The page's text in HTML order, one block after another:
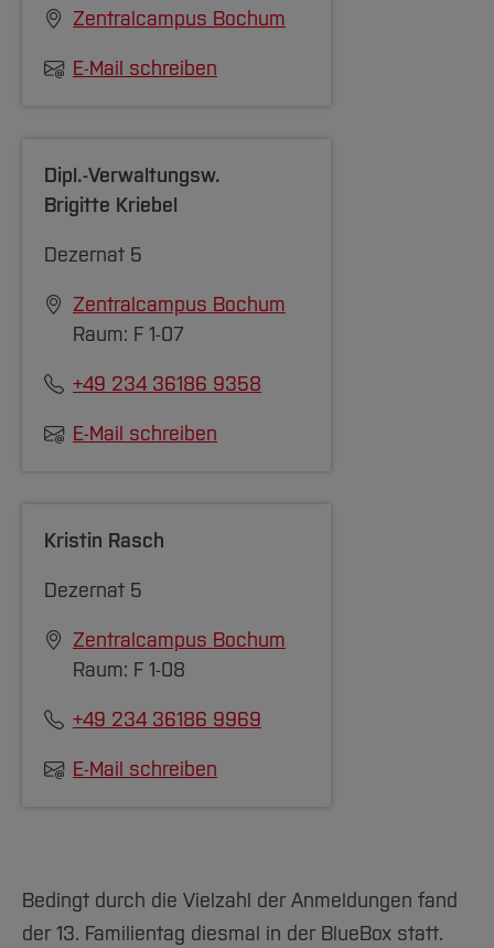
Zentralcampus Bochum
E-Mail schreiben
Dipl.-Verwaltungsw.
Brigitte Kriebel
Dezernat 5
Zentralcampus Bochum
Raum: F 1-07
+49 234 36186 9358
E-Mail schreiben
Kristin Rasch
Dezernat 5
Zentralcampus Bochum
Raum: F 1-08
+49 234 36186 9969
E-Mail schreiben
Bedingt durch die Vielzahl der Anmeldungen fand
der 13. Familientag diesmal in der BlueBox statt.